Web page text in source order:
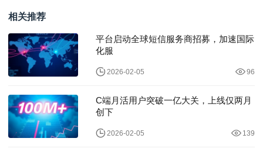
相关推荐
平台启动全球短信服务商招募，加速国际
化服
2026-02-05 96
C端月活用户突破一亿大关，上线仅两月
创下
2026-02-05 139